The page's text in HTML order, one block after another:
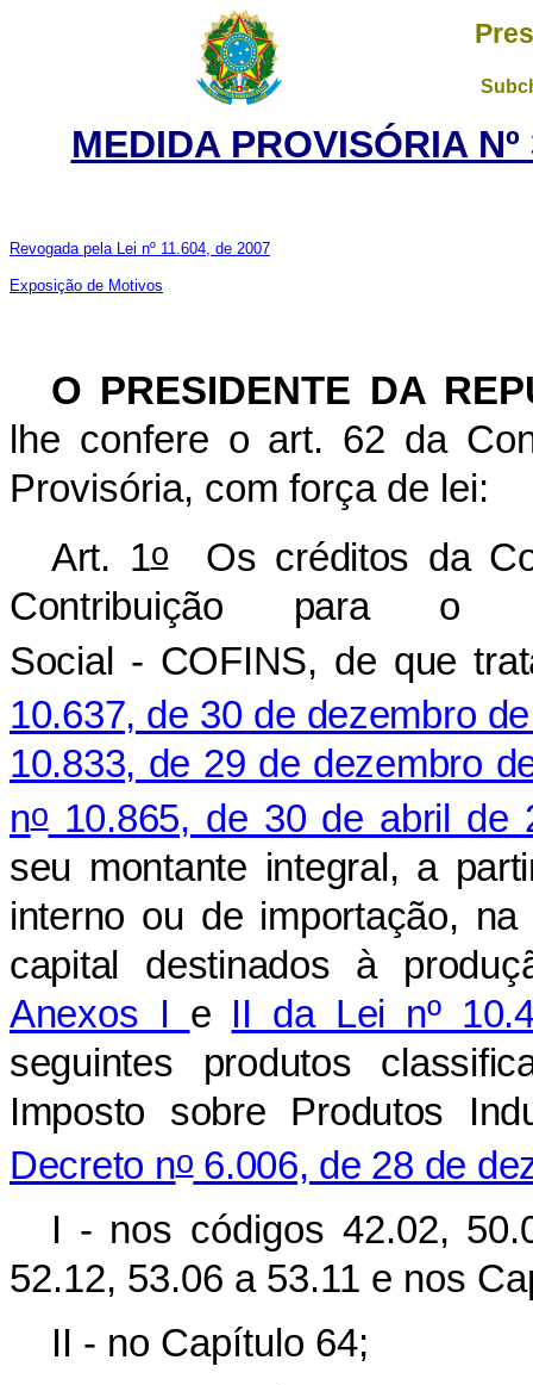
MEDIDA PROVISÓRIA
Revogada pela Lei nº 11.604, de 2007
Exposição de Motivos
O PRESIDENTE DA
lhe confere o art. 62 da
Provisória, com força de lei:
Art. 1oOs créditos da
Contribuição para o
Social - COFINS, de que
10.637, de 30 de dezembro
10.833, de 29 de dezembro
no10.865, de 30 de abril de
seu montante integral, a
interno ou de importação,
capital destinados à
Anexos I e II da Lei nº
seguintes produtos
Imposto sobre Produtos
Decreto no6.006, de 28 de
I - nos códigos 42.02,
52.12, 53.06 a 53.11 e nos
II - no Capítulo 64;